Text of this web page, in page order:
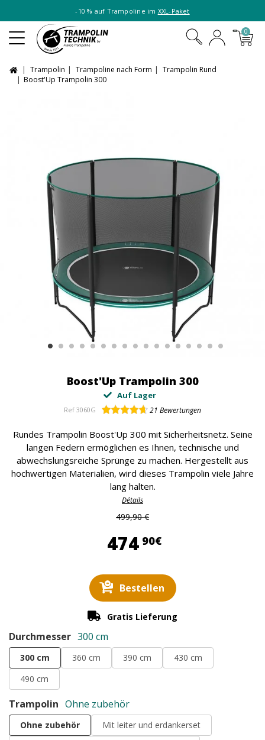
-10 % auf Trampoline im XXL-Paket
0
Trampolin Trampoline nach Form
Trampolin Rund
Boost'Up Trampolin 300
Boost'Up Trampolin 300
Auf Lager
Ref 3060G 21 Bewertungen
Rundes Trampolin Boost'Up 300 mit Sicherheitsnetz. Seine
langen Federn ermöglichen es Ihnen, technische und
abwechslungsreiche Sprünge zu machen. Hergestellt aus
hochwertigen Materialien, wird dieses Trampolin viele Jahre
lang halten.
Détails
499,90 €
474 90€474,90 €
Bestellen
Gratis Lieferung
Durchmesser 300 cm
300 cm 360 cm 390 cm
430 cm
490 cm
Trampolin Ohne zubehör
Ohne zubehör
Mit leiter und erdankerset